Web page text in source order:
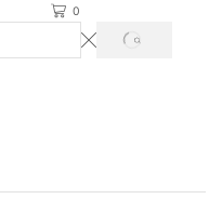
0
PROCURAR